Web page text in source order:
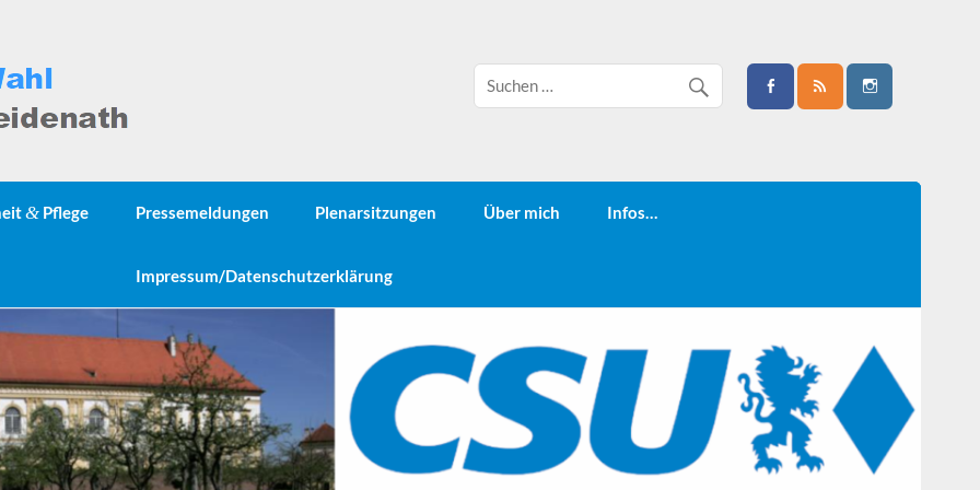
& Pflege Pressemeldungen Plenarsitzungen Über mich Infos…
Impressum/Datenschutzerklärung